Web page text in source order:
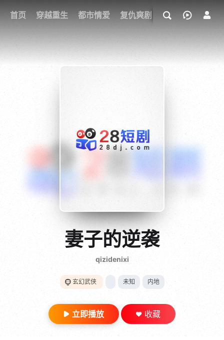
首页 穿越重生 都市情爱 复仇爽剧 玄幻武侠 奇幻
我的观影记录
{if condition="$obj.vod_points
gt 0"}
28短剧
妻子的逆袭
qizidenixi
玄幻武侠 未知 内地
立即播放 收藏